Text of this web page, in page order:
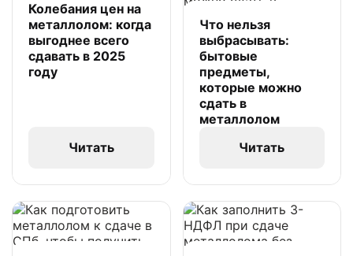
Колебания цен на
металлолом: когда
выгоднее всего
сдавать в 2025
году
Читать
Что нельзя
выбрасывать:
бытовые
предметы,
которые можно
сдать в
металлолом
Читать